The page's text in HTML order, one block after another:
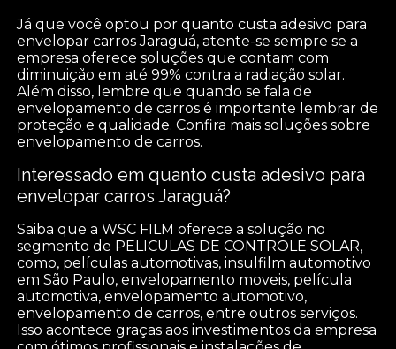
Já que você optou por quanto custa adesivo para
envelopar carros Jaraguá, atente-se sempre se a
empresa oferece soluções que contam com
diminuição em até 99% contra a radiação solar.
Além disso, lembre que quando se fala de
envelopamento de carros é importante lembrar de
proteção e qualidade. Confira mais soluções sobre
envelopamento de carros.
Interessado em quanto custa adesivo para
envelopar carros Jaraguá?
Saiba que a WSC FILM oferece a solução no
segmento de PELICULAS DE CONTROLE SOLAR,
como, películas automotivas, insulfilm automotivo
em São Paulo, envelopamento moveis, película
automotiva, envelopamento automotivo,
envelopamento de carros, entre outros serviços.
Isso acontece graças aos investimentos da empresa